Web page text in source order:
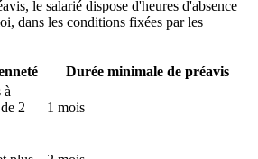
le salarié dispose d'heures d'absence
dans les conditions fixées par les
Durée minimale de préavis
à
2
1 mois